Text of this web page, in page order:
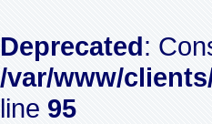
Deprecated:
/var/www/
line 95